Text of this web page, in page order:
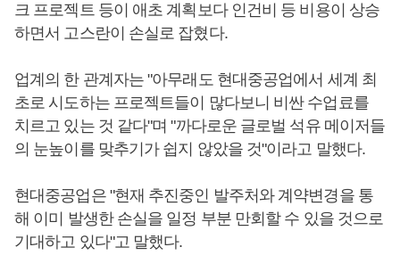
크 프로젝트 등이 애초 계획보다 인건비 등 비용이 상승
하면서 고스란이 손실로 잡혔다.
업계의 한 관계자는 "아무래도 현대중공업에서 세계 최
초로 시도하는 프로젝트들이 많다보니 비싼 수업료를
치르고 있는 것 같다"며 "까다로운 글로벌 석유 메이저들
의 눈높이를 맞추기가 쉽지 않았을 것"이라고 말했다.
현대중공업은 "현재 추진중인 발주처와 계약변경을 통
해 이미 발생한 손실을 일정 부분 만회할 수 있을 것으로
기대하고 있다"고 말했다.